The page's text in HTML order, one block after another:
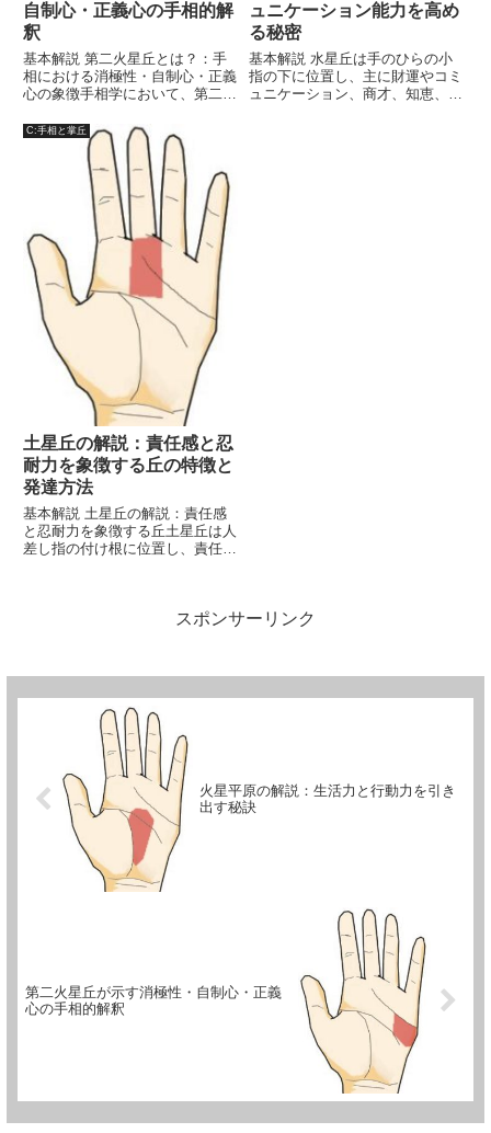
自制心・正義心の手相的解
釈
基本解説 第二火星丘とは？：手
相における消極性・自制心・正義
心の象徴手相学において、第二火
非常に興味深い位置に存在し、特
定の個人的な特質や性格を示すと
されています。手の平の小指側に
位置し、消極性、自制心、そし
ュニケーション能力を高め
る秘密
基本解説 水星丘は手のひらの小
指の下に位置し、主に財運やコミ
ュニケーション、商才、知恵、そ
C:手相と掌丘
土星丘の解説：責任感と忍
耐力を象徴する丘の特徴と
発達方法
基本解説 土星丘の解説：責任感
と忍耐力を象徴する丘土星丘は人
差し指の付け根に位置し、責任
のアプローチ、そして問題解決能スポンサーリンク
火星平原の解説：生活力と行動力を引き
出す秘訣
第二火星丘が示す消極性・自制心・正義
心の手相的解釈